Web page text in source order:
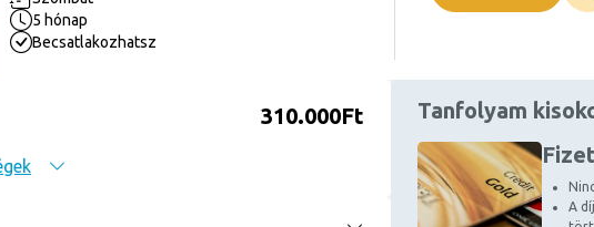
5 hónap
Becsatlakozhatsz
310.000Ft
Tanfolyam
A